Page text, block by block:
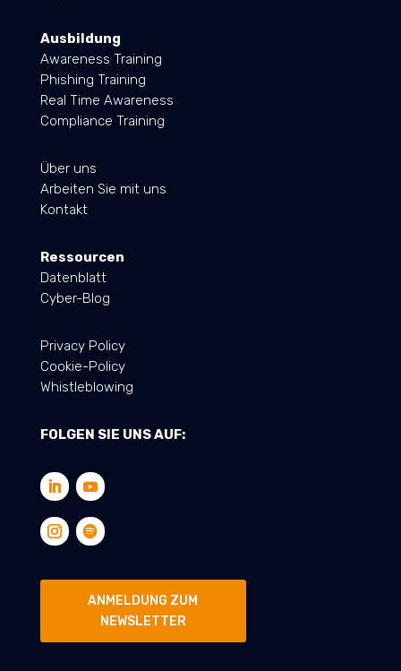
Ausbildung
Awareness Training
Phishing Training
Real Time Awareness
Compliance Training
Über uns
Arbeiten Sie mit uns
Kontakt
Ressourcen
Datenblatt
Cyber-Blog
Privacy Policy
Cookie-Policy
Whistleblowing
FOLGEN SIE UNS AUF:
ANMELDUNG ZUM
NEWSLETTER